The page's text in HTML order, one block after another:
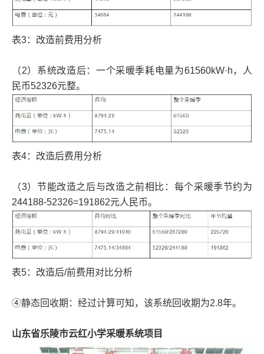
表3：改造前费用分析
（2）系统改造后：一个采暖季耗电量为61560kW·h，人
民币52326元整。
表4：改造后费用分析
（3）节能改造之后与改造之前相比：每个采暖季节约为
244188-52326=191862元人民币。
表5：改造后/前费用对比分析
④静态回收期：经过计算可知，该系统回收期为2.8年。
山东省乐陵市云红小学采暖系统项目